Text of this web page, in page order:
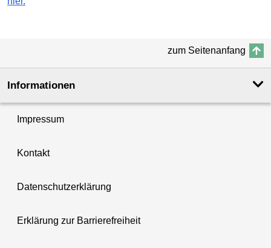
zum Seitenanfang
Informationen
Impressum
Kontakt
Datenschutzerklärung
Erklärung zur Barrierefreiheit